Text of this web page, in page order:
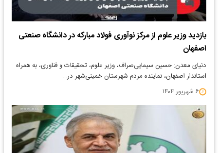
بازدید وزیر علوم از مرکز نوآوری فولاد مبارکه در دانشگاه صنعتی
اصفهان
دنیای معدن: حسین سیمایی‌صراف، وزیر علوم، تحقیقات و فناوری، به همراه
استاندار اصفهان، نماینده مردم شهرستان خمینی‌شهر در…
۶ شهریور ۱۴۰۴